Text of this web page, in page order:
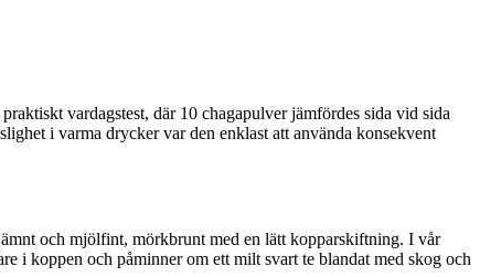
vardagstest, där 10 chagapulver jämfördes sida vid sida
i varma drycker var den enklast att använda konsekvent
och mjölfint, mörkbrunt med en lätt kopparskiftning. I vår
i koppen och påminner om ett milt svart te blandat med skog och